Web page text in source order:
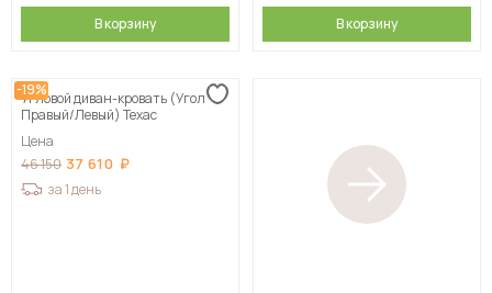
В корзину В корзину
-19%
Угловой диван-кровать (Угол
Правый/Левый) Техас
Цена
46 150 37 610
за 1 день